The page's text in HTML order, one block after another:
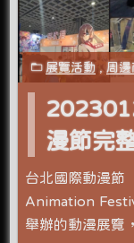
展覽活動 ,周邊
漫節完
台北國際動漫節
Animation
舉辦的動漫展覽